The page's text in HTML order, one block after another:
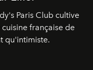
Paris Club cultive
française de
qu'intimiste.